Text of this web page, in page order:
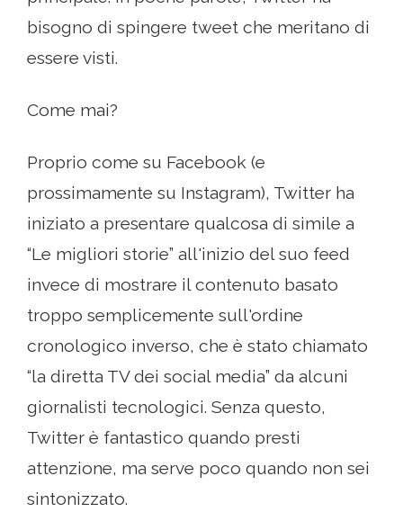
bisogno di spingere tweet che meritano di
essere visti.
Come mai?
Proprio come su Facebook (e
prossimamente su Instagram), Twitter ha
iniziato a presentare qualcosa di simile a
“Le migliori storie” all'inizio del suo feed
invece di mostrare il contenuto basato
troppo semplicemente sull'ordine
cronologico inverso, che è stato chiamato
“la diretta TV dei social media” da alcuni
giornalisti tecnologici. Senza questo,
Twitter è fantastico quando presti
attenzione, ma serve poco quando non sei
sintonizzato.